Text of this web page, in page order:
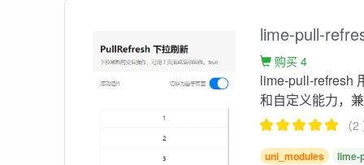
lime-pull-
购买 4
lime-pull-refresh
和自定义能力，
（
uni_modules lime-